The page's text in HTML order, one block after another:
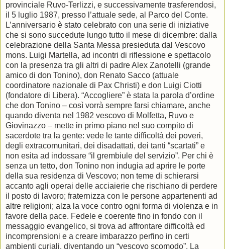
provinciale Ruvo-Terlizzi, e successivamente trasferendosi,
il 5 luglio 1987, presso l’attuale sede, al Parco del Conte.
L’anniversario è stato celebrato con una serie di iniziative
che si sono succedute lungo tutto il mese di dicembre: dalla
celebrazione della Santa Messa presieduta dal Vescovo
mons. Luigi Martella, ad incontri di riflessione e spettacolo
con la presenza tra gli altri di padre Alex Zanotelli (grande
amico di don Tonino), don Renato Sacco (attuale
coordinatore nazionale di Pax Christi) e don Luigi Ciotti
(fondatore di Libera). “Accogliere” è stata la parola d’ordine
che don Tonino – così vorrà sempre farsi chiamare, anche
quando diventa nel 1982 vescovo di Molfetta, Ruvo e
Giovinazzo – mette in primo piano nel suo compito di
sacerdote tra la gente: vede le tante difficoltà dei poveri,
degli extracomunitari, dei disadattati, dei tanti “scartati” e
non esita ad indossare “il grembiule del servizio”. Per chi è
senza un tetto, don Tonino non indugia ad aprire le porte
della sua residenza di Vescovo; non teme di schierarsi
accanto agli operai delle acciaierie che rischiano di perdere
il posto di lavoro; fraternizza con le persone appartenenti ad
altre religioni; alza la voce contro ogni forma di violenza e in
favore della pace. Fedele e coerente fino in fondo con il
messaggio evangelico, si trova ad affrontare difficoltà ed
incomprensioni e a creare imbarazzo perfino in certi
ambienti curiali, diventando un “vescovo scomodo”. La